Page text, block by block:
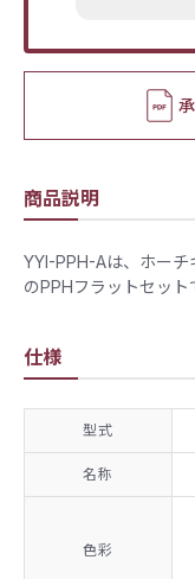
商品説明
​YYI-PPH-Aは、ホー
のPPHフラットセット
仕様
型式
名称
色彩